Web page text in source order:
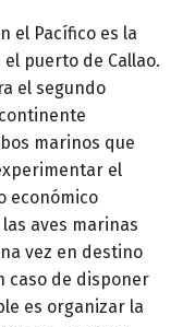
el Pacífico es la
puerto de Callao.
el segundo
marinos que
el
económico
aves marinas
vez en destino
caso de disponer
es organizar la